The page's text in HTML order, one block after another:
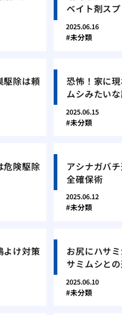
ベイト剤ス
2025.06.16
未分類
駆除は頼
恐怖！家に
ムシみたい
2025.06.15
未分類
危険駆除
アシナガバ
全確保術
2025.06.12
未分類
よけ対策
お尻にハサ
サミムシと
2025.06.10
未分類